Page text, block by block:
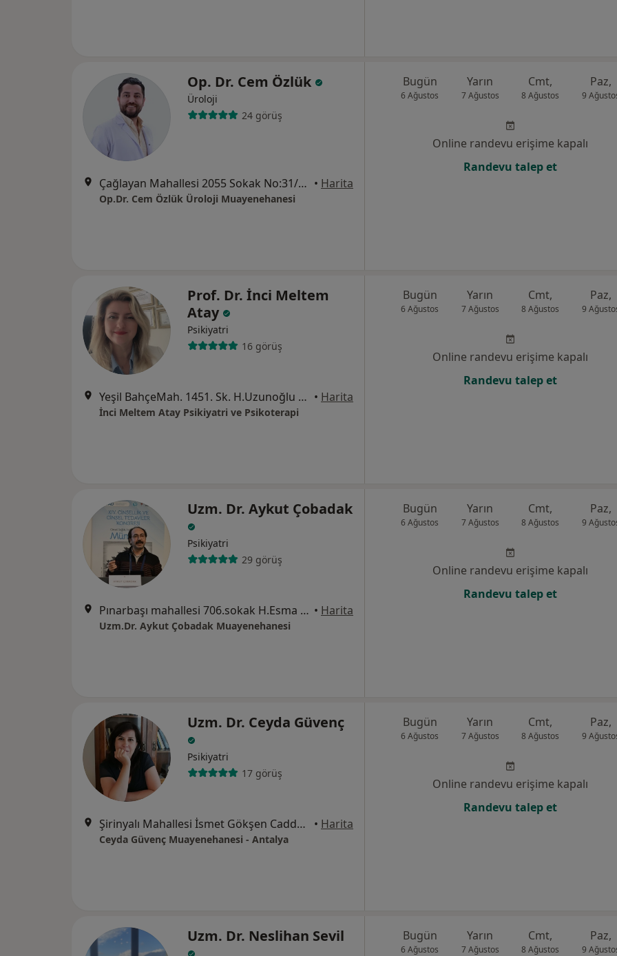
Op. Dr. Cem Özlük
Üroloji
24 görüş
Çağlayan Mahallesi 2055 Sokak No:31/1, Antalya • Harita
Op.Dr. Cem Özlük Üroloji Muayenehanesi
Bugün
6 Ağustos
Yarın
7 Ağustos
Cmt,
8 Ağustos
Paz,
9
Online randevu erişime kapalı
Randevu talep et
Prof. Dr. İnci Meltem
Atay
Psikiyatri
16 görüş
Yeşil BahçeMah. 1451. Sk. H.Uzunoğlu Apt. 2/12, Antalya • Harita
İnci Meltem Atay Psikiyatri ve Psikoterapi
Bugün
6 Ağustos
Yarın
7 Ağustos
Cmt,
8 Ağustos
Paz,
9
Online randevu erişime kapalı
Randevu talep et
Uzm. Dr. Aykut Çobadak
Psikiyatri
29 görüş
Pınarbaşı mahallesi 706.sokak H.Esma Kaymaz Apt. No:1 Kat 4 Daire:8, Antalya • Harita
Uzm.Dr. Aykut Çobadak Muayenehanesi
Bugün
6 Ağustos
Yarın
7 Ağustos
Cmt,
8 Ağustos
Paz,
9
Online randevu erişime kapalı
Randevu talep et
Uzm. Dr. Ceyda Güvenç
Psikiyatri
17 görüş
Şirinyalı Mahallesi İsmet Gökşen Caddesi Esra Apartmanı No: 111 / 6, Muratpaşa • Harita
Ceyda Güvenç Muayenehanesi - Antalya
Bugün
6 Ağustos
Yarın
7 Ağustos
Cmt,
8 Ağustos
Paz,
9
Online randevu erişime kapalı
Randevu talep et
Uzm. Dr. Neslihan Sevil Bugün
6 Ağustos
Yarın
7 Ağustos
Cmt,
8 Ağustos
Paz,
9